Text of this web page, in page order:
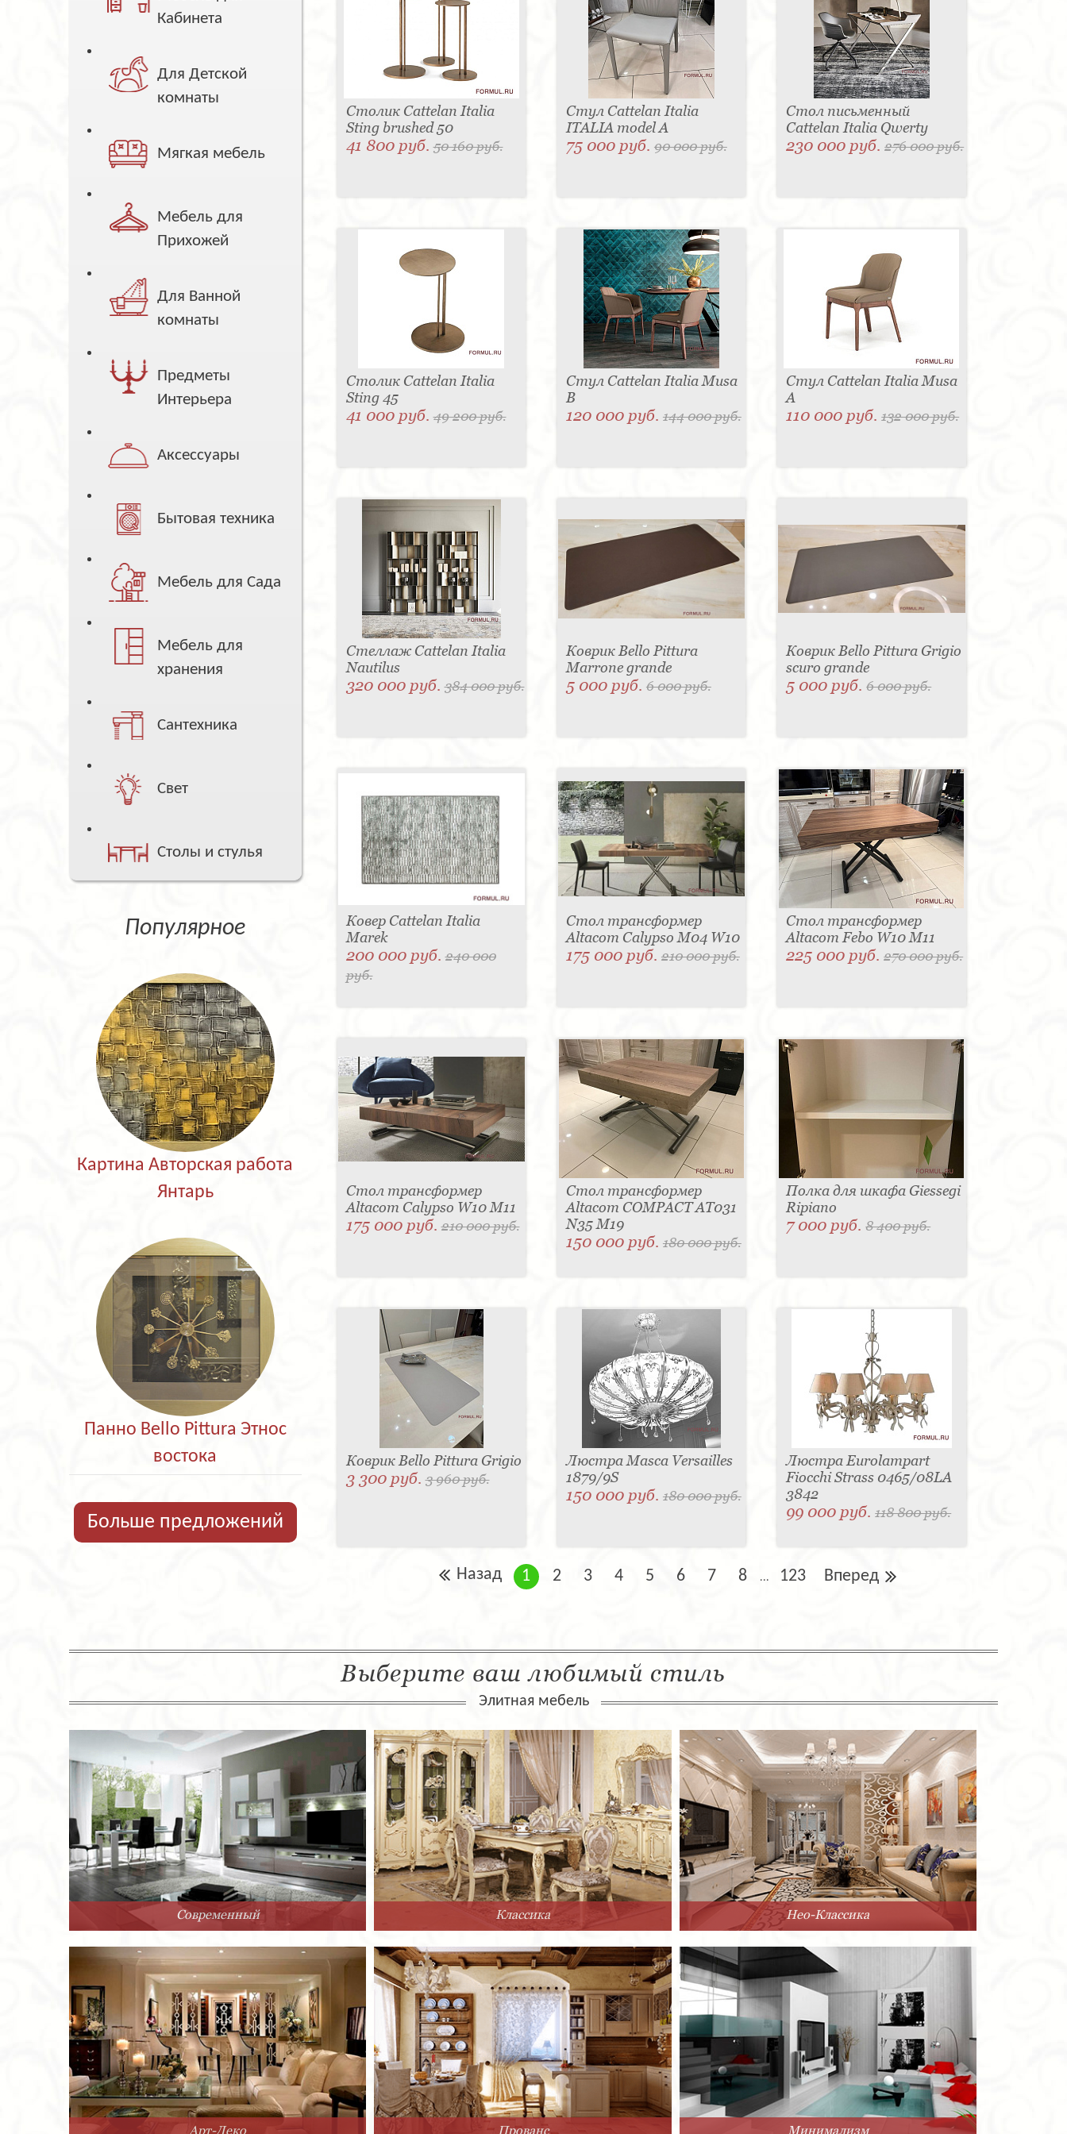
Кабинета
Для Детской
комнаты
Мягкая мебель
Мебель для
Прихожей
Для Ванной
комнаты
Предметы
Интерьера
Аксессуары
Бытовая техника
Мебель для Сада
Мебель для
хранения
Сантехника
Свет
Столы и стулья
Популярное
Картина Авторская работа
Янтарь
Панно Bello Pittura Этнос
востока
Больше предложений
Столик Cattelan Italia
Sting brushed 50
41 800 руб.50 160 руб.
Стул Cattelan Italia
ITALIA model A
75 000 руб. 90 000 руб.
Стол письменный
Cattelan Italia Qwerty
230 000 руб.276 000 руб.
Столик Cattelan Italia
Sting 45
41 000 руб.49 200 руб.
Стул Cattelan Italia Musa
B
120 000 руб. 144 000 руб.
Стул Cattelan Italia Musa
A
110 000 руб.132 000 руб.
Стеллаж Cattelan Italia
Nautilus
320 000 руб.384 000 руб.
Коврик Bello Pittura
Marrone grande
5 000 руб. 6 000 руб.
Коврик Bello Pittura Grigio
scuro grande
5 000 руб.6 000 руб.
Ковер Cattelan Italia
Marek
200 000 руб.240 000
руб.
Стол трансформер
Altacom Calypso M04 W10
175 000 руб. 210 000 руб.
Стол трансформер
Altacom Febo W10 M11
225 000 руб.270 000 руб.
Стол трансформер
Altacom Calypso W10 M11
175 000 руб.210 000 руб.
Стол трансформер
Altacom COMPACT AT031
N35 M19
150 000 руб. 180 000 руб.
Полка для шкафа Giessegi
Ripiano
7 000 руб.8 400 руб.
Коврик Bello Pittura Grigio
3 300 руб.3 960 руб.
Люстра Masca Versailles
1879/9S
150 000 руб. 180 000 руб.
Люстра Eurolampart
Fiocchi Strass 0465/08LA
3842
99 000 руб.118 800 руб.
Назад 1 2 3 4 5 6 7 8 ... 123 Вперед
Выберите ваш любимый стиль
Элитная мебель
Современный Классика Нео-Классика
Арт-Деко Прованс Минимализм